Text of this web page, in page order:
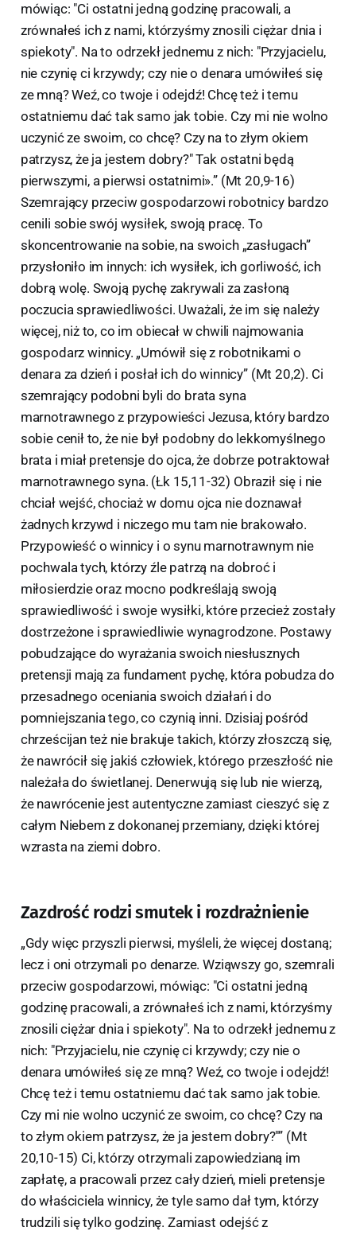
mówiąc: "Ci ostatni jedną godzinę pracowali, a
zrównałeś ich z nami, którzyśmy znosili ciężar dnia i
spiekoty". Na to odrzekł jednemu z nich: "Przyjacielu,
nie czynię ci krzywdy; czy nie o denara umówiłeś się
ze mną? Weź, co twoje i odejdź! Chcę też i temu
ostatniemu dać tak samo jak tobie. Czy mi nie wolno
uczynić ze swoim, co chcę? Czy na to złym okiem
patrzysz, że ja jestem dobry?" Tak ostatni będą
pierwszymi, a pierwsi ostatnimi».” (Mt 20,9-16)
Szemrający przeciw gospodarzowi robotnicy bardzo
cenili sobie swój wysiłek, swoją pracę. To
skoncentrowanie na sobie, na swoich „zasługach”
przysłoniło im innych: ich wysiłek, ich gorliwość, ich
dobrą wolę. Swoją pychę zakrywali za zasłoną
poczucia sprawiedliwości. Uważali, że im się należy
więcej, niż to, co im obiecał w chwili najmowania
gospodarz winnicy. „Umówił się z robotnikami o
denara za dzień i posłał ich do winnicy” (Mt 20,2). Ci
szemrający podobni byli do brata syna
marnotrawnego z przypowieści Jezusa, który bardzo
sobie cenił to, że nie był podobny do lekkomyślnego
brata i miał pretensje do ojca, że dobrze potraktował
marnotrawnego syna. (Łk 15,11-32) Obraził się i nie
chciał wejść, chociaż w domu ojca nie doznawał
żadnych krzywd i niczego mu tam nie brakowało.
Przypowieść o winnicy i o synu marnotrawnym nie
pochwala tych, którzy źle patrzą na dobroć i
miłosierdzie oraz mocno podkreślają swoją
sprawiedliwość i swoje wysiłki, które przecież zostały
dostrzeżone i sprawiedliwie wynagrodzone. Postawy
pobudzające do wyrażania swoich niesłusznych
pretensji mają za fundament pychę, która pobudza do
przesadnego oceniania swoich działań i do
pomniejszania tego, co czynią inni. Dzisiaj pośród
chrześcijan też nie brakuje takich, którzy złoszczą się,
że nawrócił się jakiś człowiek, którego przeszłość nie
należała do świetlanej. Denerwują się lub nie wierzą,
że nawrócenie jest autentyczne zamiast cieszyć się z
całym Niebem z dokonanej przemiany, dzięki której
wzrasta na ziemi dobro.
Zazdrość rodzi smutek i rozdrażnienie
„Gdy więc przyszli pierwsi, myśleli, że więcej dostaną;
lecz i oni otrzymali po denarze. Wziąwszy go, szemrali
przeciw gospodarzowi, mówiąc: "Ci ostatni jedną
godzinę pracowali, a zrównałeś ich z nami, którzyśmy
znosili ciężar dnia i spiekoty". Na to odrzekł jednemu z
nich: "Przyjacielu, nie czynię ci krzywdy; czy nie o
denara umówiłeś się ze mną? Weź, co twoje i odejdź!
Chcę też i temu ostatniemu dać tak samo jak tobie.
Czy mi nie wolno uczynić ze swoim, co chcę? Czy na
to złym okiem patrzysz, że ja jestem dobry?"” (Mt
20,10-15) Ci, którzy otrzymali zapowiedzianą im
zapłatę, a pracowali przez cały dzień, mieli pretensje
do właściciela winnicy, że tyle samo dał tym, którzy
trudzili się tylko godzinę. Zamiast odejść z